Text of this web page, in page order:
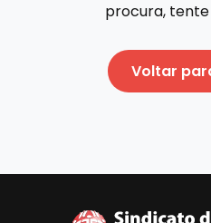
procura,
Voltar